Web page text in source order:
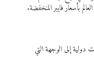
بأسعار فايبر المنخفضة.
مكالمات دولية إلى الوجهة التي